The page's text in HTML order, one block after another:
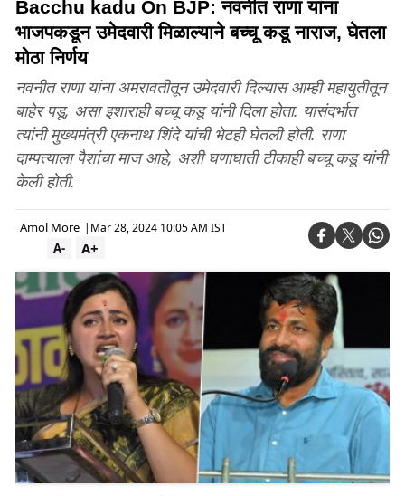
Bacchu kadu On BJP: नवनीत राणा यांना
भाजपकडून उमेदवारी मिळाल्याने बच्चू कडू नाराज, घेतला
मोठा निर्णय
नवनीत राणा यांना अमरावतीतून उमेदवारी दिल्यास आम्ही महायुतीतून
बाहेर पडू, असा इशाराही बच्चू कडू यांनी दिला होता. यासंदर्भात
त्यांनी मुख्यमंत्री एकनाथ शिंदे यांची भेटही घेतली होती. राणा
दाम्पत्याला पैशांचा माज आहे, अशी घणाघाती टीकाही बच्चू कडू यांनी
केली होती.
Amol More | Mar 28, 2024 10:05 AM IST
A+
A-